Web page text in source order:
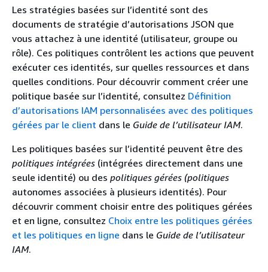
Les stratégies basées sur l’identité sont des
documents de stratégie d’autorisations JSON que
vous attachez à une identité (utilisateur, groupe ou
rôle). Ces politiques contrôlent les actions que peuvent
exécuter ces identités, sur quelles ressources et dans
quelles conditions. Pour découvrir comment créer une
politique basée sur l’identité, consultez Définition
d’autorisations IAM personnalisées avec des politiques
gérées par le client dans le Guide de l’utilisateur IAM.
Les politiques basées sur l’identité peuvent être des
politiques intégrées (intégrées directement dans une
seule identité) ou des politiques gérées (politiques
autonomes associées à plusieurs identités). Pour
découvrir comment choisir entre des politiques gérées
et en ligne, consultez Choix entre les politiques gérées
et les politiques en ligne dans le Guide de l’utilisateur
IAM.